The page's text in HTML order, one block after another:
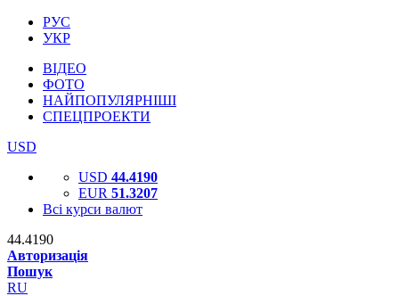
РУС
УКР
ВІДЕО
ФОТО
НАЙПОПУЛЯРНІШІ
СПЕЦПРОЕКТИ
USD
USD 44.4190
EUR 51.3207
Всі курси валют
44.4190
Авторизація
Пошук
RU